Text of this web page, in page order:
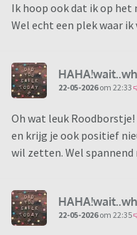
Ik hoop ook dat ik op het
Wel echt een plek waar
22-05-2026om 22:33
Oh wat leuk
en krijg je ook positief
wil zetten. Wel
22-05-2026om 22:35